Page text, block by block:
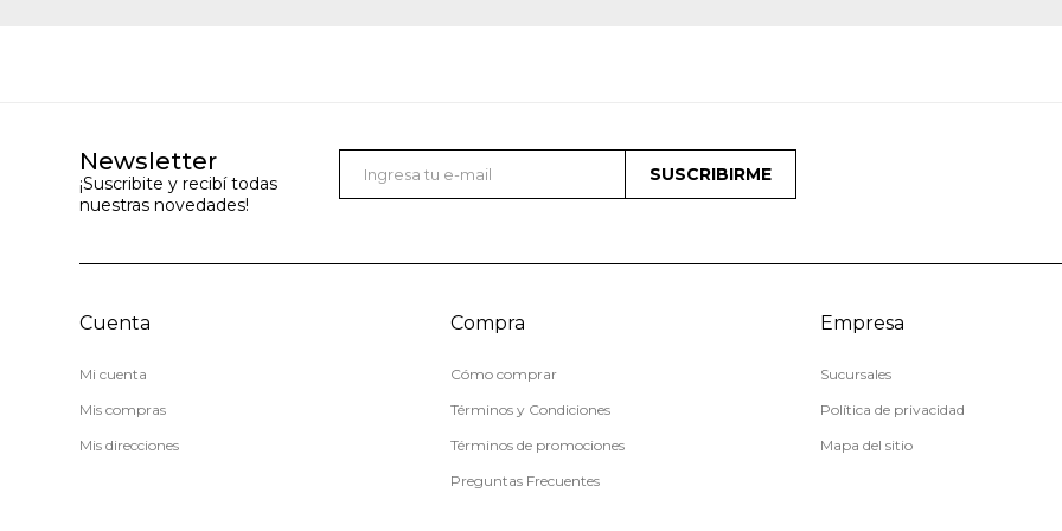
Newsletter
¡Suscribite y recibí todas
nuestras novedades!
SUSCRIBIRME
Cuenta
Mi cuenta
Mis compras
Mis direcciones
Compra
Cómo comprar
Términos y Condiciones
Términos de promociones
Preguntas Frecuentes
Empresa
Sucursales
Política de privacidad
Mapa del sitio